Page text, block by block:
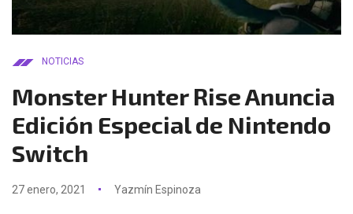
NOTICIAS
Monster Hunter Rise Anuncia
Edición Especial de Nintendo
Switch
27 enero, 2021 Yazmín Espinoza